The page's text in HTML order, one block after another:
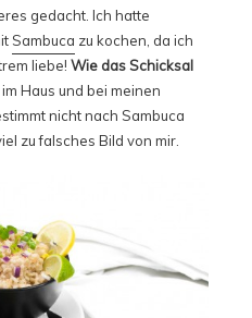
gedacht. Ich hatte
Sambuca zu kochen, da ich
liebe! Wie das Schicksal
Haus und bei meinen
nicht nach Sambuca
zu falsches Bild von mir.